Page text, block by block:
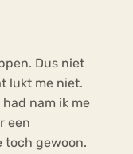
Dus niet
lukt me niet.
nam ik me
een
toch gewoon.